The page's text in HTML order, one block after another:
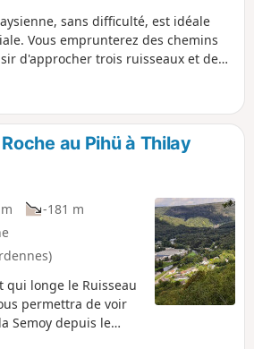
sans difficulté, est idéale
Vous emprunterez des chemins
d'approcher trois ruisseaux et deux
au Pihü à Thilay
-181 m
qui longe le Ruisseau
permettra de voir
Semoy depuis le